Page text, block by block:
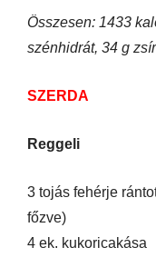
Összesen: 1433
szénhidrát, 34 g zsír
SZERDA
Reggeli
3 tojás fehérje
főzve)
4 ek. kukoricakása